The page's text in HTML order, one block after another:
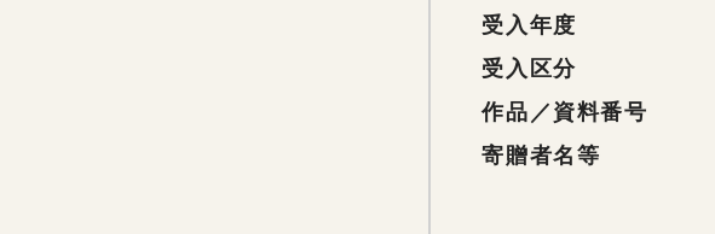
受入年度
受入区分
作品／資料番号
寄贈者名等